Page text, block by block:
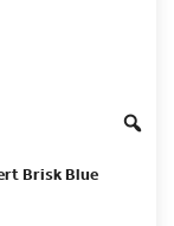
Brisk Blue